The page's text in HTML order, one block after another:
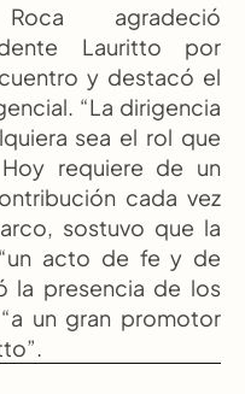
agradeció
Lauritto por
y destacó el
“La dirigencia
sea el rol que
requiere de un
cada vez
sostuvo que la
acto de fe y de
la presencia de los
un gran promotor